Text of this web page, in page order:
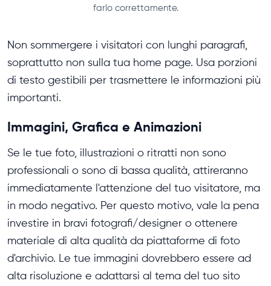
farlo correttamente.
Non sommergere i visitatori con lunghi paragrafi,
soprattutto non sulla tua home page. Usa porzioni
di testo gestibili per trasmettere le informazioni più
importanti.
Immagini, Grafica e Animazioni
Se le tue foto, illustrazioni o ritratti non sono
professionali o sono di bassa qualità, attireranno
immediatamente l'attenzione del tuo visitatore, ma
in modo negativo. Per questo motivo, vale la pena
investire in bravi fotografi/designer o ottenere
materiale di alta qualità da piattaforme di foto
d'archivio. Le tue immagini dovrebbero essere ad
alta risoluzione e adattarsi al tema del tuo sito